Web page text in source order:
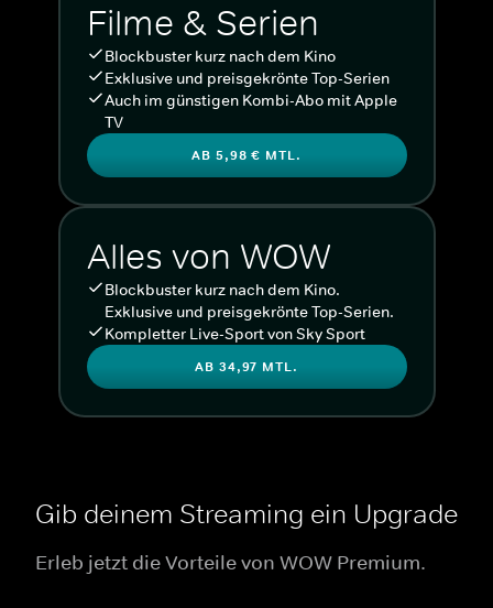
Filme & Serien
Blockbuster kurz nach dem Kino
Exklusive und preisgekrönte Top-Serien
Auch im günstigen Kombi-Abo mit Apple
TV
AB 5,98 € MTL.
Alles von WOW
Blockbuster kurz nach dem Kino.
Exklusive und preisgekrönte Top-Serien.
Kompletter Live-Sport von Sky Sport
AB 34,97 MTL.
Gib deinem Streaming ein Upgrade
Erleb jetzt die Vorteile von WOW Premium.